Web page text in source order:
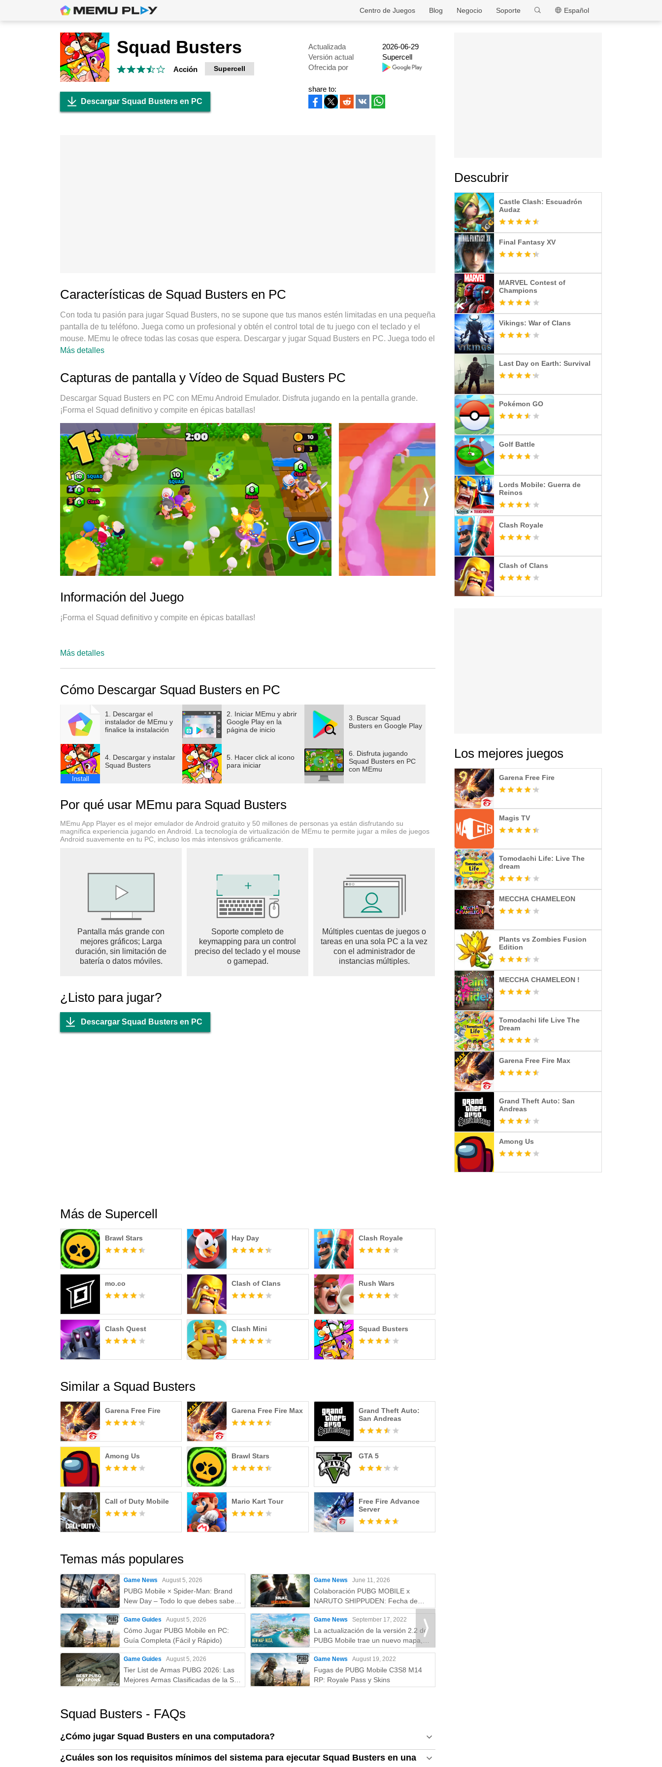
MEmu
Español
Soporte
Negocio
Blog
Centro de Juegos
Squad Busters
Acción Supercell
Actualizada
2026-06-29
Versión actual
Supercell
Ofrecida por
Descargar Squad Busters en PC
share to:
Características de Squad Busters en PC
Con toda tu pasión para jugar Squad Busters, no se supone que tus manos estén limitadas en una pequeña
pantalla de tu teléfono. Juega como un profesional y obtén el control total de tu juego con el teclado y el
mouse. MEmu le ofrece todas las cosas que espera. Descargar y jugar Squad Busters en PC. Juega todo el
tiempo que quieras, sin más limitaciones de batería, datos móviles y llamadas molestas. El nuevo MEmu 9
sistema de keymapping preestablecido convierte a Squad Busters en un verdadero juego de PC.
Codificado con nuestra absorción, el administrador de instancias múltiples hace posible jugar 2 o más
cuentas en el mismo dispositivo. Y lo más importante, nuestro exclusivo motor de emulación puede liberar
todo el potencial de su PC, hacer que todo sea más fluido. Nos importa no solo cómo juegas, sino también
todo el proceso de disfrutar de la felicidad de los juegos.
Más detalles
Capturas de pantalla y Vídeo de Squad Busters PC
Descargar Squad Busters en PC con MEmu Android Emulador. Disfruta jugando en la pentalla grande.
¡Forma el Squad definitivo y compite en épicas batallas!
Información del Juego
¡Forma el Squad definitivo y compite en épicas batallas!
Más detalles
Cómo Descargar Squad Busters en PC
1. Descargar el
instalador de MEmu y
finalice la instalación
2. Iniciar MEmu y abrir
Google Play en la
página de inicio
3. Buscar Squad
Busters en Google Play
Install
4. Descargar y instalar
Squad Busters
5. Hacer click al icono
para iniciar
6. Disfruta jugando
Squad Busters en PC
con MEmu
Por qué usar MEmu para Squad Busters
MEmu App Player es el mejor emulador de Android gratuito y 50 millones de personas ya están disfrutando su
magnífica experiencia jugando en Android. La tecnología de virtualización de MEmu te permite jugar a miles de juegos
Android suavemente en tu PC, incluso los más intensivos gráficamente.
Pantalla más grande con
mejores gráficos; Larga
duración, sin limitación de
batería o datos móviles.
Soporte completo de
keymapping para un control
preciso del teclado y el mouse
o gamepad.
Múltiples cuentas de juegos o
tareas en una sola PC a la vez
con el administrador de
instancias múltiples.
¿Listo para jugar?
Descargar Squad Busters en PC
Más de Supercell
Brawl Stars Hay Day Clash Royale
mo.co Clash of Clans Rush Wars
Clash Quest Clash Mini Squad Busters
Similar a Squad Busters
Garena Free Fire Garena Free Fire Max
Grand Theft Auto:
San Andreas
Among Us Brawl Stars GTA 5
Call of Duty Mobile Mario Kart Tour
Free Fire Advance
Server
Temas más populares
Game News August 5, 2026
PUBG Mobile × Spider-Man: Brand
New Day – Todo lo que debes saber:
skins, fecha, recompensas y más
Game Guides August 5, 2026
Cómo Jugar PUBG Mobile en PC:
Guía Completa (Fácil y Rápido)
Game Guides August 5, 2026
Tier List de Armas PUBG 2026: Las
Mejores Armas Clasificadas de la S a
la D (Guía Actualizada)
Game News June 11, 2026
Colaboración PUBG MOBILE x
NARUTO SHIPPUDEN: Fecha de
lanzamiento y recompensas gratuitas
Game News September 17, 2022
La actualización de la versión 2.2 de
PUBG Mobile trae un nuevo mapa,
modos y más
Game News August 19, 2022
Fugas de PUBG Mobile C3S8 M14
RP: Royale Pass y Skins
Squad Busters - FAQs
¿Cómo jugar Squad Busters en una computadora?
¿Cuáles son los requisitos mínimos del sistema para ejecutar Squad Busters en una
Descubrir
Castle Clash: Escuadrón
Audaz
Final Fantasy XV
MARVEL Contest of
Champions
Vikings: War of Clans
Last Day on Earth: Survival
Pokémon GO
Golf Battle
Lords Mobile: Guerra de
Reinos
Clash Royale
Clash of Clans
Los mejores juegos
Garena Free Fire
Magis TV
Tomodachi Life: Live The
dream
MECCHA CHAMELEON
Plants vs Zombies Fusion
Edition
MECCHA CHAMELEON !
Tomodachi life Live The
Dream
Garena Free Fire Max
Grand Theft Auto: San
Andreas
Among Us